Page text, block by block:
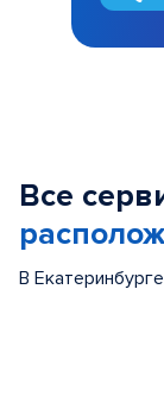
Все
В